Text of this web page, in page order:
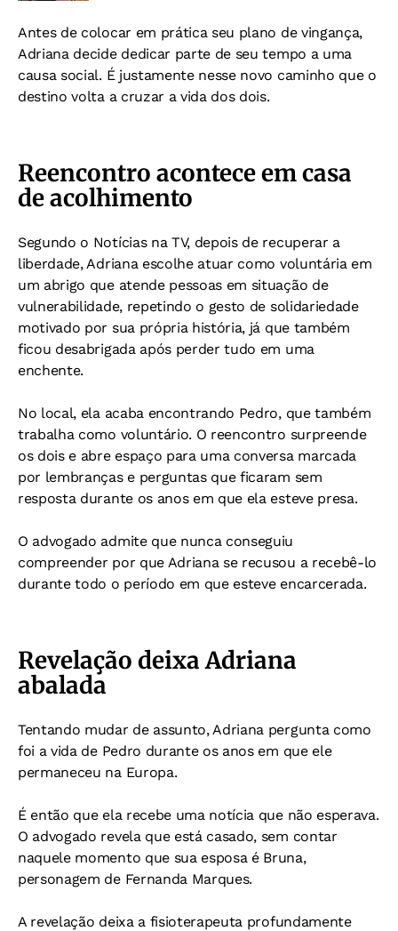
Antes de colocar em prática seu plano de vingança,
Adriana decide dedicar parte de seu tempo a uma
causa social. É justamente nesse novo caminho que o
destino volta a cruzar a vida dos dois.
Reencontro acontece em casa
de acolhimento
Segundo o Notícias na TV, depois de recuperar a
liberdade, Adriana escolhe atuar como voluntária em
um abrigo que atende pessoas em situação de
vulnerabilidade, repetindo o gesto de solidariedade
motivado por sua própria história, já que também
ficou desabrigada após perder tudo em uma
enchente.
No local, ela acaba encontrando Pedro, que também
trabalha como voluntário. O reencontro surpreende
os dois e abre espaço para uma conversa marcada
por lembranças e perguntas que ficaram sem
resposta durante os anos em que ela esteve presa.
O advogado admite que nunca conseguiu
compreender por que Adriana se recusou a recebê-lo
durante todo o período em que esteve encarcerada.
Revelação deixa Adriana
abalada
Tentando mudar de assunto, Adriana pergunta como
foi a vida de Pedro durante os anos em que ele
permaneceu na Europa.
É então que ela recebe uma notícia que não esperava.
O advogado revela que está casado, sem contar
naquele momento que sua esposa é Bruna,
personagem de Fernanda Marques.
A revelação deixa a fisioterapeuta profundamente